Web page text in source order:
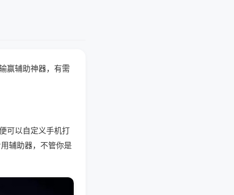
赢辅助神器，有需
可以自定义手机打
辅助器，不管你是